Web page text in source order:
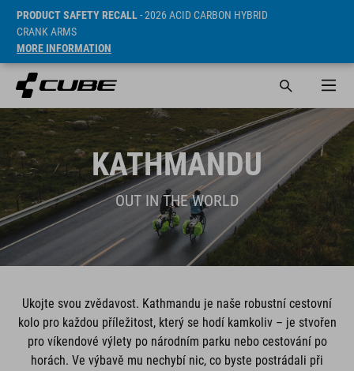
PRODUCT SAFETY RECALL- 2026 ACID CARBON HYBRID
CRANK ARMS
MORE INFORMATION
KATHMANDU
OUT IN THE WORLD
Ukojte svou zvědavost. Kathmandu je naše robustní cestovní
kolo pro každou příležitost, který se hodí kamkoliv – je stvořen
pro víkendové výlety po národním parku nebo cestování po
horách. Ve výbavě mu nechybí nic, co byste postrádali při